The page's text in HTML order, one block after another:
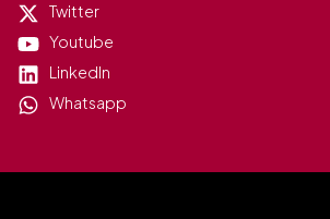
Twitter
Youtube
LinkedIn
Whatsapp